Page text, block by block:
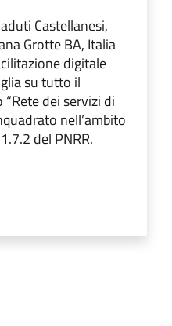
Castellanesi,
Grotte BA, Italia
digitale
su tutto il
dei servizi di
nell’ambito
del PNRR.